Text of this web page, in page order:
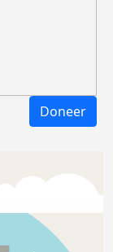
Doneer